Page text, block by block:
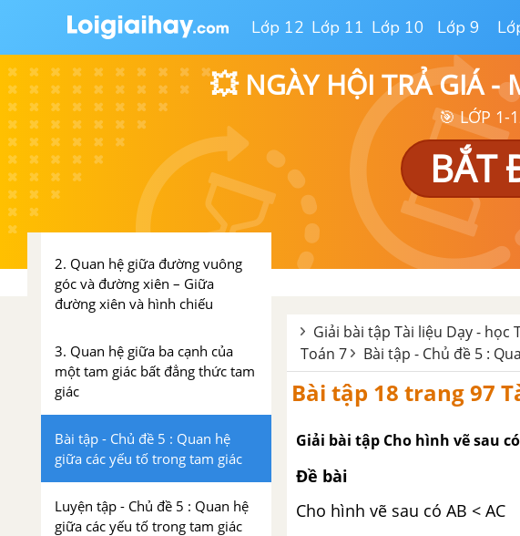
Lớp 12 Lớp 11 Lớp 10 Lớp 9
💥 NGÀY HỘI TRẢ GIÁ -
🎯 LỚP 1-
BẮT
CHƯƠNG 3: QUAN HỆ GIỮA CÁC YẾU TỐ TRONG TAM GIÁC – CÁC ĐƯỜNG ĐỒNG QUY CỦA TAM GIÁC
Chủ đề 5 : Quan hệ giữa các
yếu tố trong tam giác
1. Quan hệ giữa góc và cạnh
trong một tam giác
2. Quan hệ giữa đường vuông
góc và đường xiên – Giữa
đường xiên và hình chiếu
3. Quan hệ giữa ba cạnh của
một tam giác bất đẳng thức tam
giác
Bài tập - Chủ đề 5 : Quan hệ
giữa các yếu tố trong tam giác
Luyện tập - Chủ đề 5 : Quan hệ
giữa các yếu tố trong tam giác
Giải bài tập Tài liệu Dạy -
Toán 7
Bài tập - Chủ đề 5 :
Bài tập 18 trang 97
Giải bài tập Cho hình vẽ sau có
Đề bài
Cho hình vẽ sau có AB < AC